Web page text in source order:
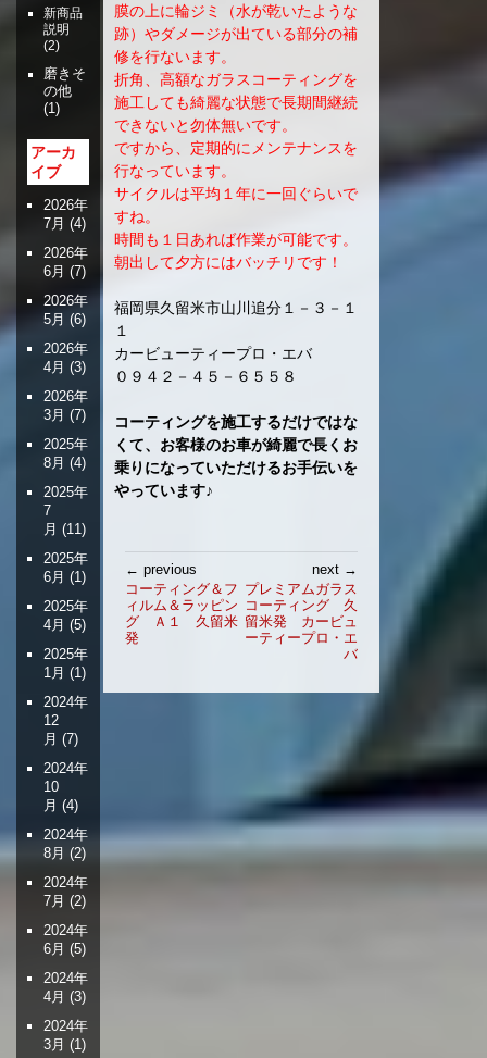
膜の上に輪ジミ（水が乾いたような
跡）やダメージが出ている部分の補
修を行ないます。
折角、高額なガラスコーティングを
施工しても綺麗な状態で長期間継続
できないと勿体無いです。
ですから、定期的にメンテナンスを
行なっています。
サイクルは平均１年に一回ぐらいで
すね。
時間も１日あれば作業が可能です。
朝出して夕方にはバッチリです！
福岡県久留米市山川追分１－３－１
１
カービューティープロ・エバ
０９４２－４５－６５５８
コーティングを施工するだけではな
くて、お客様のお車が綺麗で長くお
乗りになっていただけるお手伝いを
やっています♪
稿
ナ
ビ
シ
← previous
コーティング＆フ
ィルム＆ラッピン
グ Ａ１ 久留米
発
next →
プレミアムガラス
コーティング 久
留米発 カービュ
ーティープロ・エ
バ
新商品
説明
(2)
磨きそ
の他
(1)
アーカ
イブ
2026年
7月 (4)
2026年
6月 (7)
2026年
5月 (6)
2026年
4月 (3)
2026年
3月 (7)
2025年
8月 (4)
2025年
7
月 (11)
2025年
6月 (1)
2025年
4月 (5)
2025年
1月 (1)
2024年
12
月 (7)
2024年
10
月 (4)
2024年
8月 (2)
2024年
7月 (2)
2024年
6月 (5)
2024年
4月 (3)
2024年
3月 (1)